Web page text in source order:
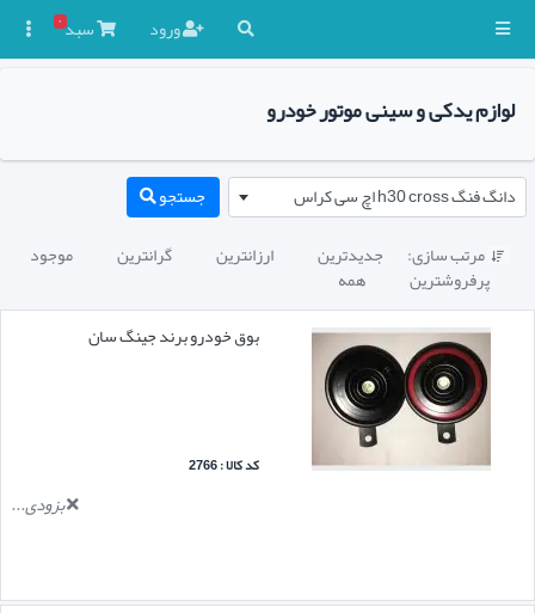
ورود سبد۰
لوازم یدکی و سینی موتور خودرو
دانگ فنگ h30 cross اچ سی کراس جستجو
 مرتب سازی: جدیدترین ارزانترین گرانترین موجود
پرفروشترین
همه
بوق خودرو برند جینگ سان
کد کالا : 2766
بزودی...